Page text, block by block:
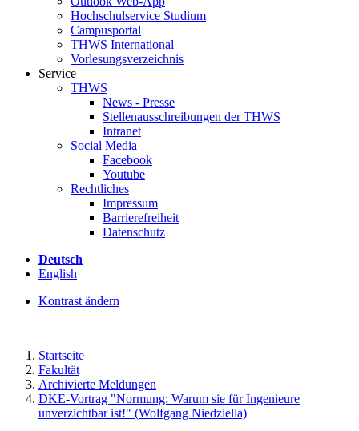
Hochschulservice Studium
Campusportal
THWS International
Vorlesungsverzeichnis
Service
THWS
News - Presse
Stellenausschreibungen der THWS
Intranet
Social Media
Facebook
Youtube
Rechtliches
Impressum
Barrierefreiheit
Datenschutz
Deutsch
English
Kontrast ändern
Startseite
Fakultät
Archivierte Meldungen
DKE-Vortrag "Normung: Warum sie für Ingenieure
unverzichtbar ist!" (Wolfgang Niedziella)